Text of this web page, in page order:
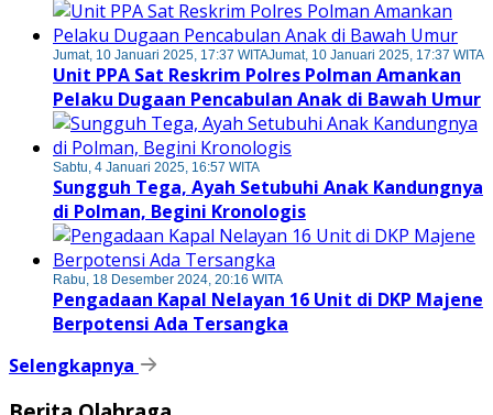
Jumat, 10 Januari 2025, 17:37 WITAJumat, 10 Januari 2025, 17:37 WITA
Unit PPA Sat Reskrim Polres Polman Amankan
Pelaku Dugaan Pencabulan Anak di Bawah Umur
Sabtu, 4 Januari 2025, 16:57 WITA
Sungguh Tega, Ayah Setubuhi Anak Kandungnya
di Polman, Begini Kronologis
Rabu, 18 Desember 2024, 20:16 WITA
Pengadaan Kapal Nelayan 16 Unit di DKP Majene
Berpotensi Ada Tersangka
Selengkapnya